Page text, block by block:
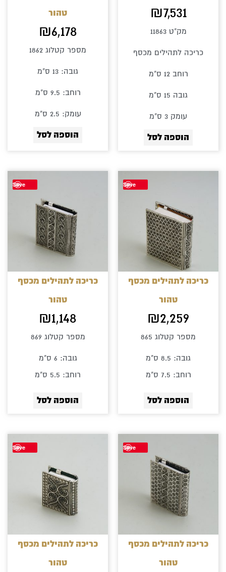
₪7,531
מק"ט 11863
כריכה לתהילים מכסף
רוחב 12 ס"מ
גובה 15 ס"מ
עומק 3 ס"מ
הוספה לסל
טהור
₪6,178
מספר קטלוג 1862
גובה: 13 ס"מ
רוחב: 9.5 ס"מ
עומק: 2.5 ס"מ
הוספה לסל
Save
כריכה לתהילים מכסף
טהור
₪2,259
מספר קטלוג 865
גובה: 8.5 ס"מ
רוחב: 7.5 ס"מ
הוספה לסל
Save
כריכה לתהילים מכסף
טהור
₪1,148
מספר קטלוג 869
גובה: 6 ס"מ
רוחב: 5.5 ס"מ
הוספה לסל
Save
כריכה לתהילים מכסף
טהור
Save
כריכה לתהילים מכסף
טהור